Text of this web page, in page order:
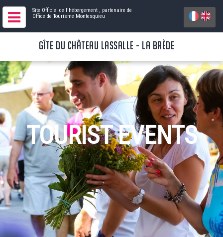
Site Officiel de l'hébergement , partenaire de
Office de Tourisme Montesquieu
GÎTE DU CHÂTEAU LASSALLE - LA BRÈDE
TOURIST EVENTS